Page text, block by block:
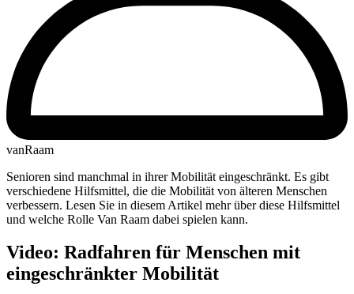
vanRaam
Senioren sind manchmal in ihrer Mobilität eingeschränkt. Es gibt
verschiedene Hilfsmittel, die die Mobilität von älteren Menschen
verbessern. Lesen Sie in diesem Artikel mehr über diese Hilfsmittel
und welche Rolle Van Raam dabei spielen kann.
Video: Radfahren für Menschen mit
eingeschränkter Mobilität